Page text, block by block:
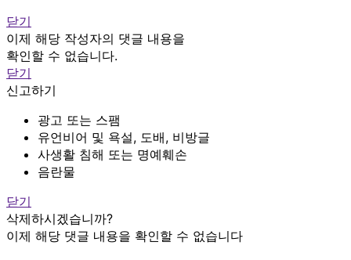
닫기
이제 해당 작성자의 댓글 내용을
확인할 수 없습니다.
닫기
신고하기
광고 또는 스팸
유언비어 및 욕설, 도배, 비방글
사생활 침해 또는 명예훼손
음란물
닫기
삭제하시겠습니까?
이제 해당 댓글 내용을 확인할 수 없습니다